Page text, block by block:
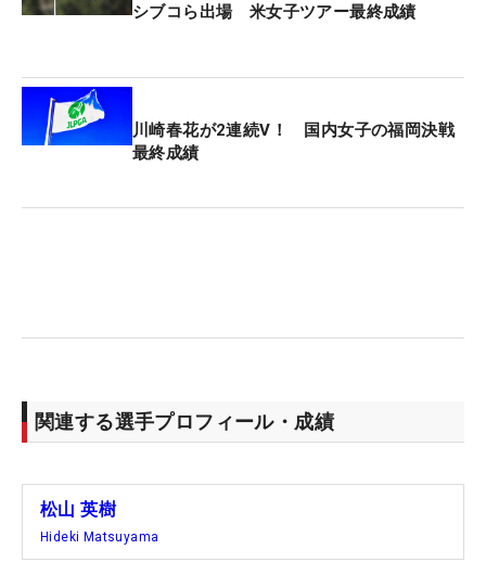
シブコら出場 米女子ツアー最終成績
川崎春花が2連続V！ 国内女子の福岡決戦
最終成績
関連する選手プロフィール・成績
松山 英樹
Hideki Matsuyama